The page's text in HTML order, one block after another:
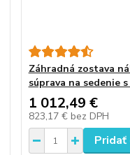
Záhradná zostava
súprava na sedenie
1 012,49 €
823,17 € bez DPH
Pridať